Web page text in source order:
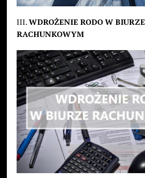
III.WDROŻENIE RODO W BIURZE
RACHUNKOWYM